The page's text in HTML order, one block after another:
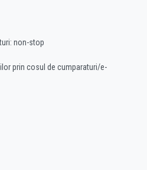
non-stop
prin cosul de cumparaturi/e-